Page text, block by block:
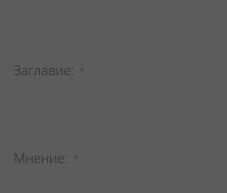
Заглавиe
Мнение